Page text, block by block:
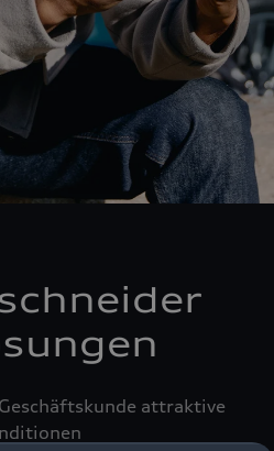
attraktive